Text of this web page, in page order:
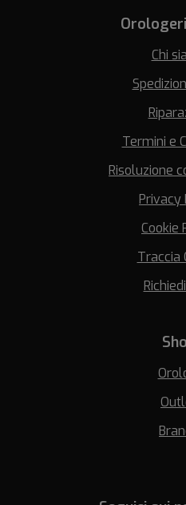
Chi
Termini e
Risoluzione
Privacy
Cookie
Traccia